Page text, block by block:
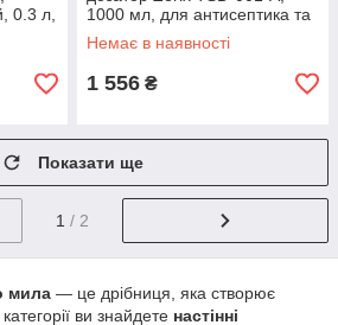
0.3 л,
1000 мл, для антисептика та
рідкого мила (ZX3248)
Немає в наявності
1 556 ₴
Показати ще
1 / 2
мила — це дрібниця, яка створює
ви знайдете настінні